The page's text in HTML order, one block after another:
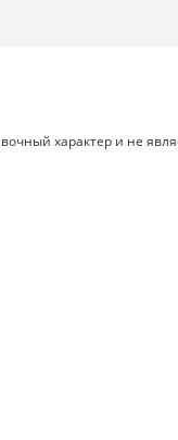
данных
характер и не